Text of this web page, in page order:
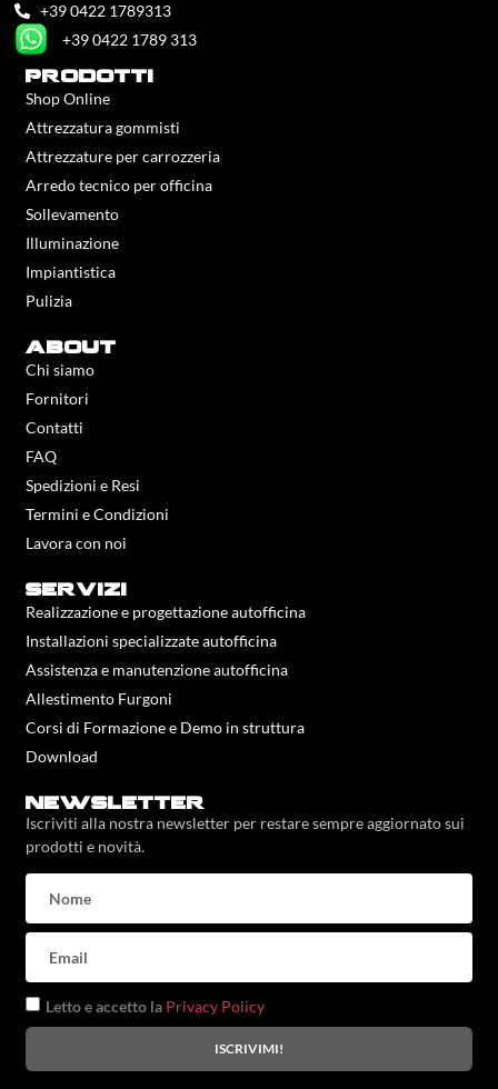
+39 0422 1789313
+39 0422 1789 313
prodotti
Shop Online
Attrezzatura gommisti
Attrezzature per carrozzeria
Arredo tecnico per officina
Sollevamento
Illuminazione
Impiantistica
Pulizia
about
Chi siamo
Fornitori
Contatti
FAQ
Spedizioni e Resi
Termini e Condizioni
Lavora con noi
servizi
Realizzazione e progettazione autofficina
Installazioni specializzate autofficina
Assistenza e manutenzione autofficina
Allestimento Furgoni
Corsi di Formazione e Demo in struttura
Download
newsletter
Iscriviti alla nostra newsletter per restare sempre aggiornato sui
prodotti e novità.
Letto e accetto la Privacy Policy
ISCRIVIMI!